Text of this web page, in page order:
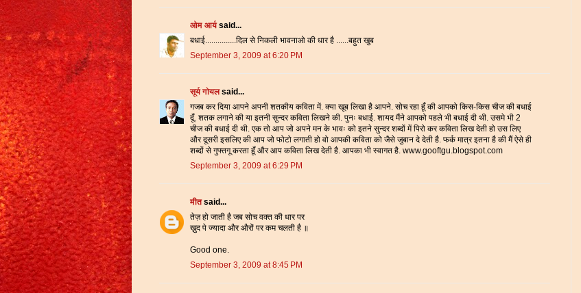
ओम आर्यsaid...
बधाई...............दिल से निकली भावनाओ की धार है ......बहुत खुब
September 3, 2009 at 6:20 PM
सूर्य गोयलsaid...
गजब कर दिया आपने अपनी शतकीय कविता में. क्या खूब लिखा है आपने. सोच रहा हूँ की आपको किस-किस चीज की बधाई
दूँ. शतक लगाने की या इतनी सुन्दर कविता लिखने की. पुनः बधाई. शायद मैंने आपको पहले भी बधाई दी थी. उसमे भी 2
चीज की बधाई दी थी. एक तो आप जो अपने मन के भावः को इतने सुन्दर शब्दों में पिरो कर कविता लिख देती हो उस लिए
और दूसरी इसलिए की आप जो फोटो लगाती हो वो आपकी कविता को जैसे जुबान दे देती है. फर्क मात्र इतना है की मैं ऐसे ही
शब्दों से गुफ्तगू करता हूँ और आप कविता लिख देती है. आपका भी स्वागत है. www.gooftgu.blogspot.com
September 3, 2009 at 6:29 PM
मीतsaid...
तेज़ हो जाती है जब सोच वक्त की धार पर
ख़ुद पे ज्यादा और औरों पर कम चलती है ॥
Good one.
September 3, 2009 at 8:45 PM